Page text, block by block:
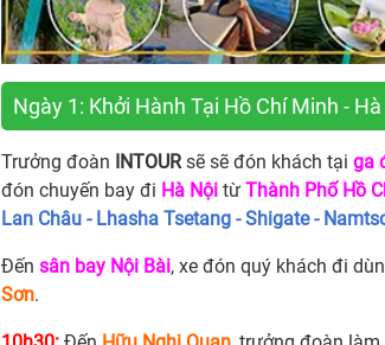
Ngày 1: Khởi Hành Tại Hồ Chí Minh -
Trưởng đoàn INTOURsẽ sẽ đón khách tại ga
đón chuyến bay đi Hà Nội từ Thành Phố Hồ
Lan Châu - Lhasha Tsetang - Shigate -
Đến sân bay Nội Bài, xe đón quý khách đi
Sơn.